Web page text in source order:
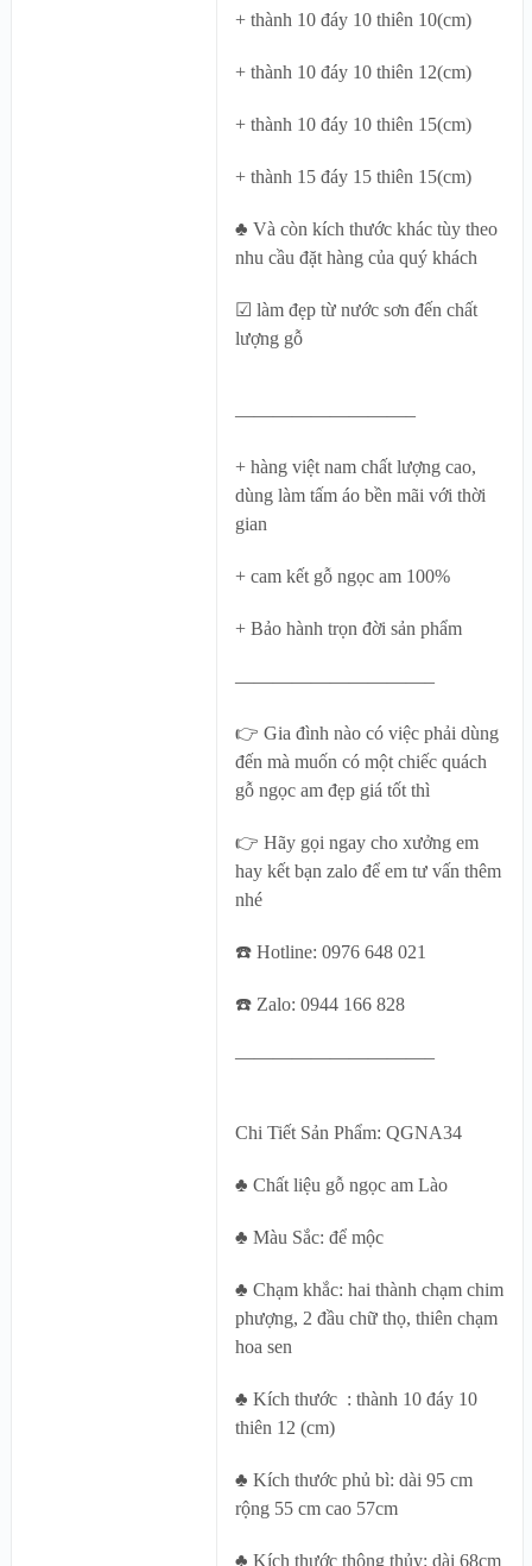
+ thành 10 đáy 10 thiên 10(cm)
+ thành 10 đáy 10 thiên 12(cm)
+ thành 10 đáy 10 thiên 15(cm)
+ thành 15 đáy 15 thiên 15(cm)
♣ Và còn kích thước khác tùy theo
nhu cầu đặt hàng của quý khách
☑ làm đẹp từ nước sơn đến chất
lượng gỗ
—————————–
+ hàng việt nam chất lượng cao,
dùng làm tấm áo bền mãi với thời
gian
+ cam kết gỗ ngọc am 100%
+ Bảo hành trọn đời sản phẩm
——————————–
👉 Gia đình nào có việc phải dùng
đến mà muốn có một chiếc quách
gỗ ngọc am đẹp giá tốt thì
👉 Hãy gọi ngay cho xưởng em
hay kết bạn zalo để em tư vấn thêm
nhé
☎️ Hotline: 0976 648 021
☎️ Zalo: 0944 166 828
——————————–
Chi Tiết Sản Phẩm: QGNA34
♣ Chất liệu gỗ ngọc am Lào
♣ Màu Sắc: để mộc
♣ Chạm khắc: hai thành chạm chim
phượng, 2 đầu chữ thọ, thiên chạm
hoa sen
♣ Kích thước : thành 10 đáy 10
thiên 12 (cm)
♣ Kích thước phủ bì: dài 95 cm
rộng 55 cm cao 57cm
♣ Kích thước thông thủy: dài 68cm